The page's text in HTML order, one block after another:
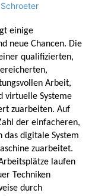
einige
neue Chancen. Die
qualifizierten,
Arbeit,
virtuelle Systeme
zuarbeiten. Auf
der einfacheren,
digitale System
zuarbeitet.
laufen
Techniken
durch